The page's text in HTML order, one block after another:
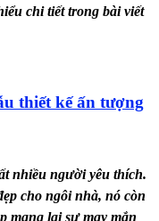
chi tiết trong bài viết
thiết kế ấn tượng
nhiều người yêu thích.
cho ngôi nhà, nó còn
mang lại sự may mắn